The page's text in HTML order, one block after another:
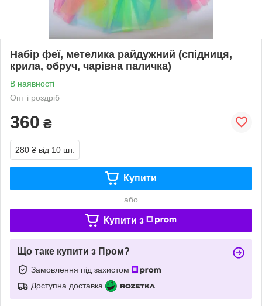
Набір феї, метелика райдужний (спідниця,
крила, обруч, чарівна паличка)
В наявності
Опт і роздріб
360 ₴
280 ₴ від 10 шт.
Купити
або
Купити з
Що таке купити з Пром?
Замовлення під захистом
Доступна доставка